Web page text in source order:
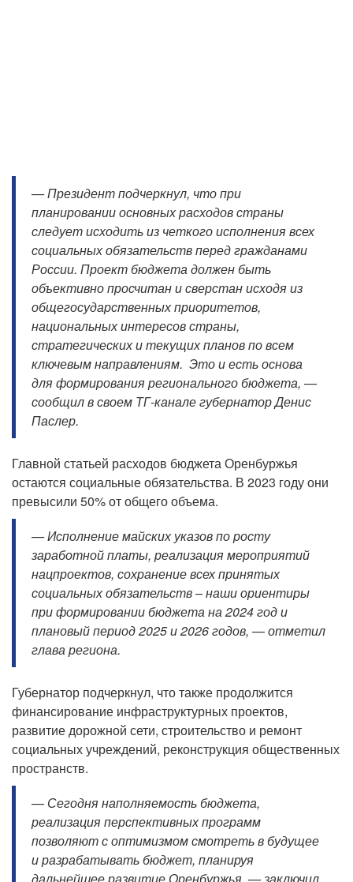
— Президент подчеркнул, что при
планировании основных расходов страны
следует исходить из четкого исполнения всех
социальных обязательств перед гражданами
России. Проект бюджета должен быть
объективно просчитан и сверстан исходя из
общегосударственных приоритетов,
национальных интересов страны,
стратегических и текущих планов по всем
ключевым направлениям. Это и есть основа
для формирования регионального бюджета, —
сообщил в своем ТГ-канале губернатор Денис
Паслер.
Главной статьей расходов бюджета Оренбуржья
остаются социальные обязательства. В 2023 году они
превысили 50% от общего объема.
— Исполнение майских указов по росту
заработной платы, реализация мероприятий
нацпроектов, сохранение всех принятых
социальных обязательств – наши ориентиры
при формировании бюджета на 2024 год и
плановый период 2025 и 2026 годов, — отметил
глава региона.
Губернатор подчеркнул, что также продолжится
финансирование инфраструктурных проектов,
развитие дорожной сети, строительство и ремонт
социальных учреждений, реконструкция общественных
пространств.
— Сегодня наполняемость бюджета,
реализация перспективных программ
позволяют с оптимизмом смотреть в будущее
и разрабатывать бюджет, планируя